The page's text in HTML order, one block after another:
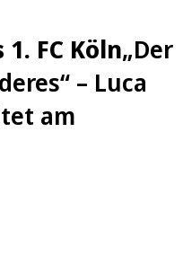
FC Köln„Der
– Luca
am